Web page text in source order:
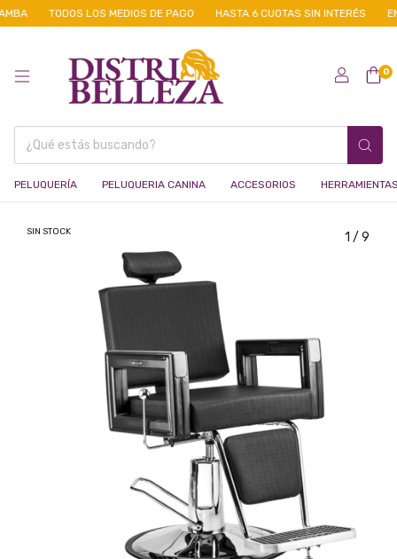
TODOS LOS MEDIOS DE PAGO HASTA 6 CUOTAS SIN INTERÉS
0
PELUQUERÍA PELUQUERIA CANINA ACCESORIOS
SIN STOCK 1 / 9